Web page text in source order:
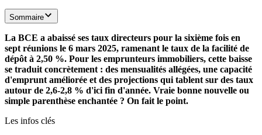
Sommaire
La BCE a abaissé ses taux directeurs pour la sixième fois en
sept réunions le 6 mars 2025, ramenant le taux de la facilité de
dépôt à 2,50 %. Pour les emprunteurs immobiliers, cette baisse
se traduit concrètement : des mensualités allégées, une capacité
d'emprunt améliorée et des projections qui tablent sur des taux
autour de 2,6-2,8 % d'ici fin d'année. Vraie bonne nouvelle ou
simple parenthèse enchantée ? On fait le point.
Les infos clés